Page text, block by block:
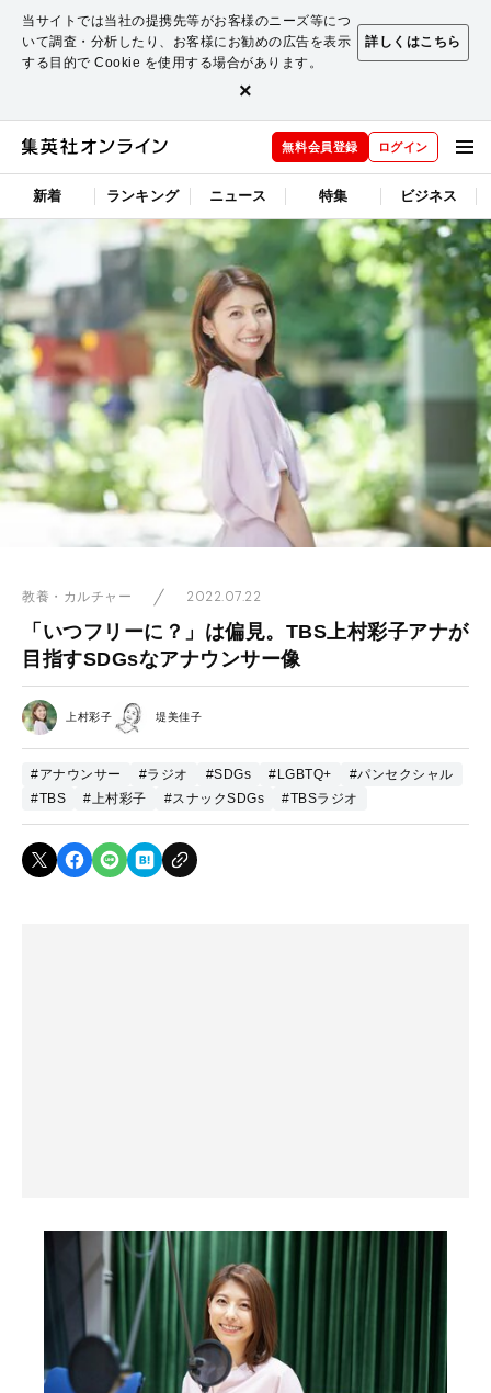
当サイトでは当社の提携先等がお客様のニーズ等につ
いて調査・分析したり、お客様にお勧めの広告を表示
する目的で Cookie を使用する場合があります。
詳しくはこちら
×
無料会員登録 ログイン
新着 ランキング ニュース 特集 ビジネス
教養・カルチャー 2022.07.22
「いつフリーに？」は偏見。TBS上村彩子アナが
目指すSDGsなアナウンサー像
上村彩子 堤美佳子
#アナウンサー #ラジオ #SDGs #LGBTQ+
#パンセクシャル
#TBS
#上村彩子 #スナックSDGs #TBSラジオ